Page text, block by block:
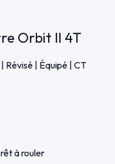
Orbit II 4T
Révisé | Équipé | CT
à rouler